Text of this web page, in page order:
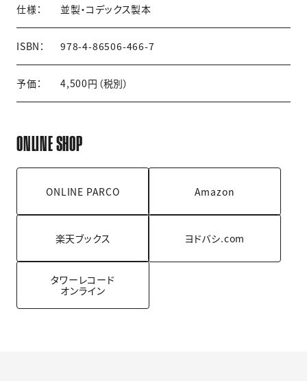
仕様： 並製・コデックス製本
ISBN： 978-4-86506-466-7
予価： 4,500円（税別）
ONLINE SHOP
ONLINE PARCO Amazon
楽天ブックス ヨドバシ.com
タワーレコード
オンライン